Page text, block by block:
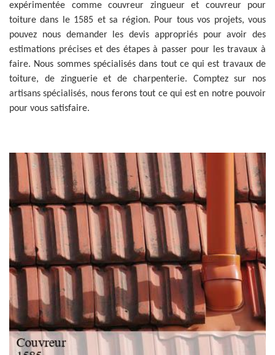
expérimentée comme couvreur zingueur et couvreur pour
toiture dans le 1585 et sa région. Pour tous vos projets, vous
pouvez nous demander les devis appropriés pour avoir des
estimations précises et des étapes à passer pour les travaux à
faire. Nous sommes spécialisés dans tout ce qui est travaux de
toiture, de zinguerie et de charpenterie. Comptez sur nos
artisans spécialisés, nous ferons tout ce qui est en notre pouvoir
pour vous satisfaire.